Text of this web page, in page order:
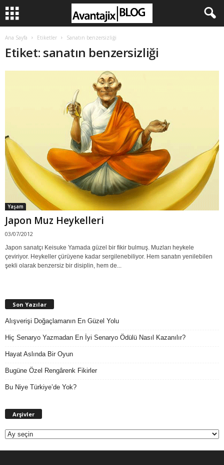
Ana Sayfa Etiketler Sanatın benzersizliği
Etiket: sanatın benzersizliği
Yaşam
Japon Muz Heykelleri
03/07/2012
Japon sanatçı Keisuke Yamada güzel bir fikir bulmuş. Muzları heykele
çeviriyor. Heykeller çürüyene kadar sergilenebiliyor. Hem sanatın yenilebilen
şekli olarak benzersiz bir disiplin, hem de...
Son Yazılar
Alışverişi Doğaçlamanın En Güzel Yolu
Hiç Senaryo Yazmadan En İyi Senaryo Ödülü Nasıl Kazanılır?
Hayat Aslında Bir Oyun
Bugüne Özel Rengârenk Fikirler
Bu Niye Türkiye’de Yok?
Arşivler